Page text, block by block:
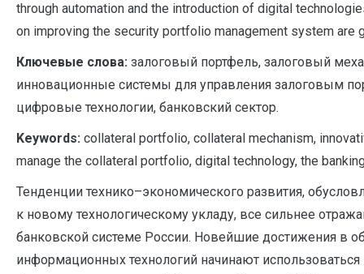
through automation and the introduction of digital
on improving the security portfolio management system are
Ключевые слова: залоговый портфель, залоговый
инновационные системы для управления залоговым
цифровые технологии, банковский сектор.
Keywords: collateral portfolio, collateral mechanism,
manage the collateral portfolio, digital technology, the
Тенденции технико–экономического развития,
к новому технологическому укладу, все сильнее
банковской системе России. Новейшие достижения в
информационных технологий начинают